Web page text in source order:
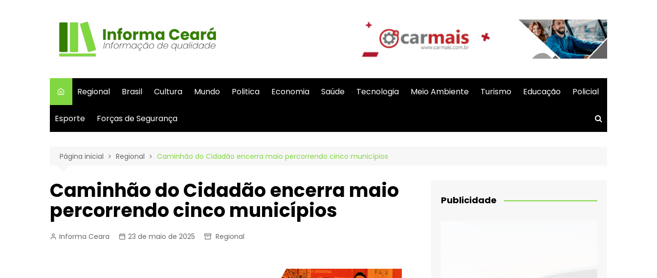
Regional Brasil Cultura Mundo Politica Economia Saúde Tecnologia Meio Ambiente Turismo Educação Policial
Esporte Forças de Segurança
Página inicial Regional Caminhão do Cidadão encerra maio percorrendo cinco municípios
Caminhão do Cidadão encerra maio
percorrendo cinco municípios
Informa Ceara 23 de maio de 2025 Regional
Publicidade